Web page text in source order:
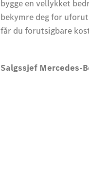
bygge en vellykket
bekymre deg for
får du forutsigbare
Salgssjef Mercedes-